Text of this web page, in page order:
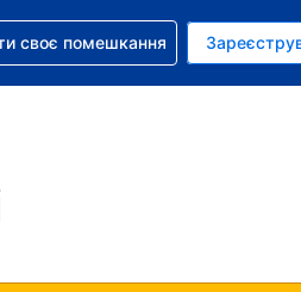
Українська гривня
мова: Українською
з бронюванням
своє помешкання